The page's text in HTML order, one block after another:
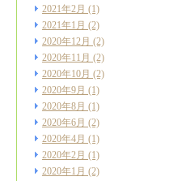
2021年2月 (1)
2021年1月 (2)
2020年12月 (2)
2020年11月 (2)
2020年10月 (2)
2020年9月 (1)
2020年8月 (1)
2020年6月 (2)
2020年4月 (1)
2020年2月 (1)
2020年1月 (2)